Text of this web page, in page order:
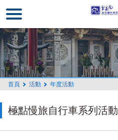
到
主
要
內
容
區
塊
首頁 活動 年度活動
極點慢旅自行車系列活動